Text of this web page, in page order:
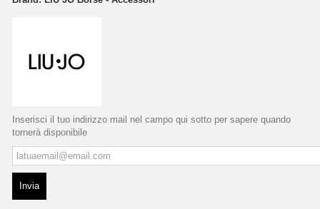
Inserisci il tuo indirizzo mail nel campo qui sotto per sapere quando
tornerà disponibile
Invia